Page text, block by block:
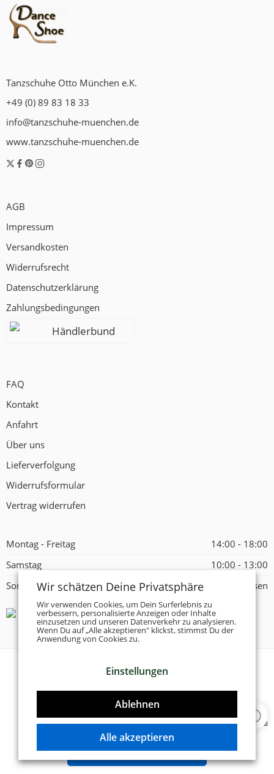
Tanzschuhe Otto München e.K.
+49 (0) 89 83 18 33
info@tanzschuhe-muenchen.de
www.tanzschuhe-muenchen.de
AGB
Impressum
Versandkosten
Widerrufsrecht
Datenschutzerklärung
Zahlungsbedingungen
Händlerbund
FAQ
Kontakt
Anfahrt
Über uns
Lieferverfolgung
Widerrufsformular
Vertrag widerrufen
Montag - Freitag
14:00 - 18:00
Samstag
10:00 - 13:00
Sonntag
Geschlossen
Tanzschuhe Otto München e.K.
vorbehalten!
Designed & Developed byDelta 4 Software Solutions
VERTRAG WIDERRUFEN
Wir schätzen Deine Privatsphäre
Wir verwenden Cookies, um Dein Surferlebnis zu
verbessern, personalisierte Anzeigen oder Inhalte
einzusetzen und unseren Datenverkehr zu analysieren.
Wenn Du auf „Alle akzeptieren" klickst, stimmst Du der
Anwendung von Cookies zu.
Einstellungen
Ablehnen
Alle akzeptieren